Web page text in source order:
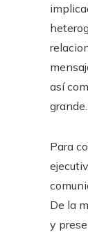
así
grande.
Para
De la
y